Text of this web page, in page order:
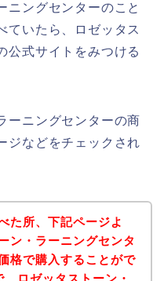
ニングセンターのこと
ていたら、ロゼッタス
公式サイトをみつける
ーニングセンターの商
ジなどをチェックされ
た所、下記ページよ
ン・ラーニングセンタ
格で購入することがで
ロゼッタストーン・